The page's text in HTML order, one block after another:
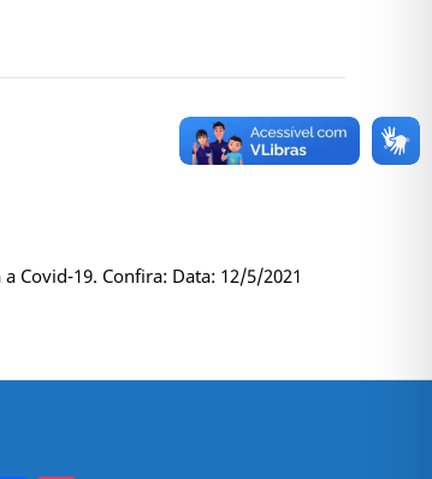
Covid-19. Confira: Data: 12/5/2021